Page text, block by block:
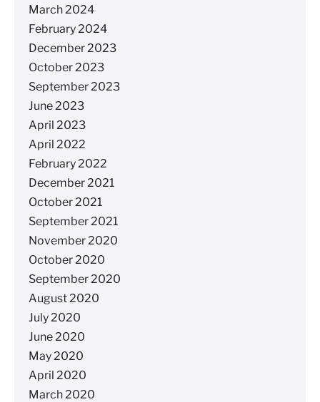
March 2024
February 2024
December 2023
October 2023
September 2023
June 2023
April 2023
April 2022
February 2022
December 2021
October 2021
September 2021
November 2020
October 2020
September 2020
August 2020
July 2020
June 2020
May 2020
April 2020
March 2020